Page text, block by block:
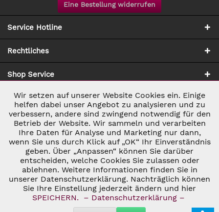
Eine Bestellung widerrufen
Service Hotline
Rechtliches
Shop Service
Zahlung & Versand
* ALLE PREISE INKL. GESETZL. UMSATZSTEUER ZZGL.
VERSANDKOSTEN UND GGF. NACHNAHMEGEBÜHREN, WENN NICHT
ANDERS BESCHRIEBEN
© 2026 C&D WEINHANDEL - ALL RIGHTS RESERVED. THEME BY
THEMEWARE®
Notwendig Aktiv
Marketing Inaktiv
Tracking Inaktiv
Personalisierung Inaktiv
Wir setzen auf unserer Website Cookies ein. Einige
helfen dabei unser Angebot zu analysieren und zu
verbessern, andere sind zwingend notwendig für den
Betrieb der Website. Wir sammeln und verarbeiten
Ihre Daten für Analyse und Marketing nur dann,
wenn Sie uns durch Klick auf „OK“ Ihr Einverständnis
geben. Über „Anpassen“ können Sie darüber
entscheiden, welche Cookies Sie zulassen oder
ablehnen. Weitere Informationen finden Sie in
unserer Datenschutzerklärung. Nachträglich können
Sie Ihre Einstellung jederzeit ändern und hier
SPEICHERN.
– Datenschutzerklärung –